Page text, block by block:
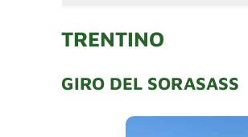
TRENTINO
GIRO DEL SORASASS